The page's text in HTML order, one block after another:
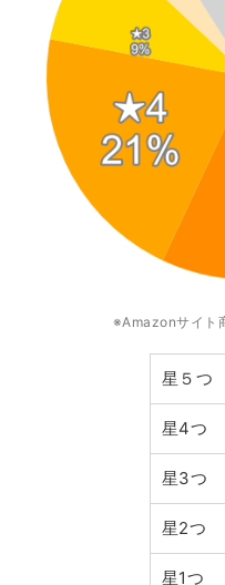
※Amazonサイト
星５つ
星4つ
星3つ
星2つ
星1つ